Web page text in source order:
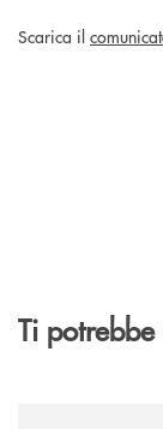
Scarica il
Ti